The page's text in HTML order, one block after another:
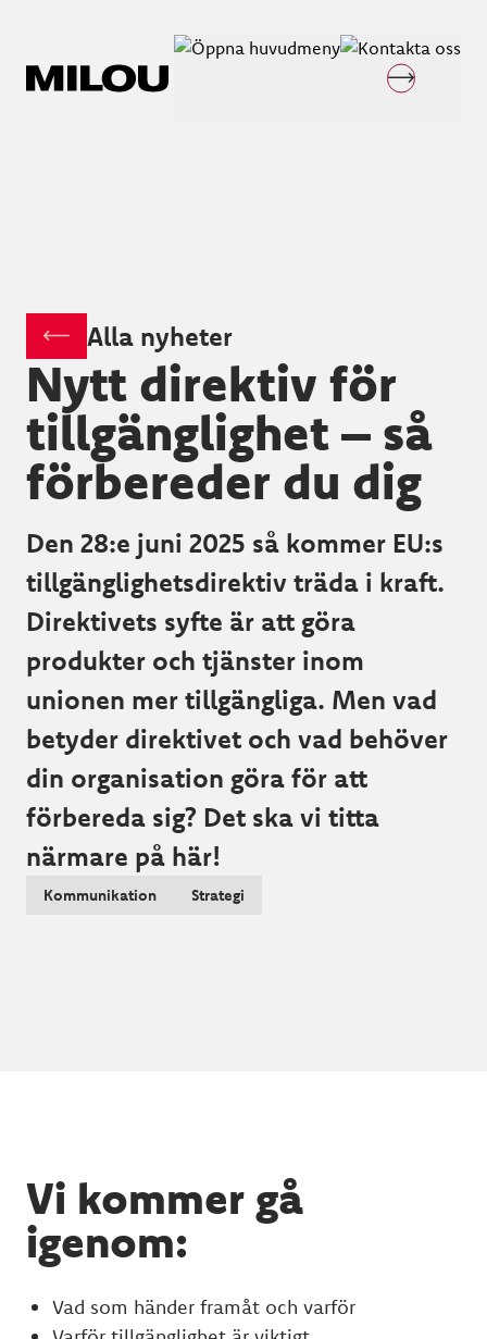
Alla nyheter
Nytt direktiv för
tillgänglighet – så
förbereder du dig
Den 28:e juni 2025 så kommer EU:s
tillgänglighetsdirektiv träda i kraft.
Direktivets syfte är att göra
produkter och tjänster inom
unionen mer tillgängliga. Men vad
betyder direktivet och vad behöver
din organisation göra för att
förbereda sig? Det ska vi titta
närmare på här!
Kommunikation Strategi
Vi kommer gå
igenom:
Vad som händer framåt och varför